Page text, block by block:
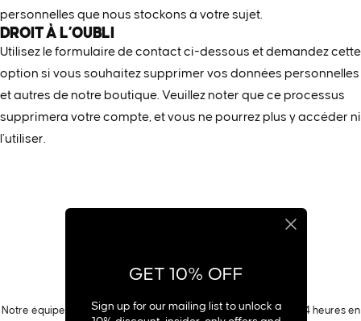
personnelles que nous stockons à votre sujet.
DROIT À L’OUBLI
Utilisez le formulaire de contact ci-dessous et demandez cette
option si vous souhaitez supprimer vos données personnelles
et autres de notre boutique. Veuillez noter que ce processus
supprimera votre compte, et vous ne pourrez plus y accéder ni
l’utiliser.
Notre équipe d'assistance rapide et réactive répond dans les 24 heures en
GET 10% OFF
Sign up for our mailing list to unlock a